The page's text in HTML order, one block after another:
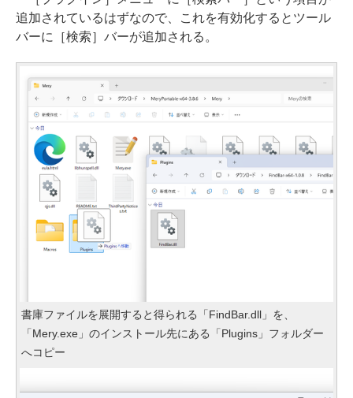
追加されているはずなので、これを有効化するとツール
バーに［検索］バーが追加される。
書庫ファイルを展開すると得られる「FindBar.dll」を、
「Mery.exe」のインストール先にある「Plugins」フォルダー
へコピー